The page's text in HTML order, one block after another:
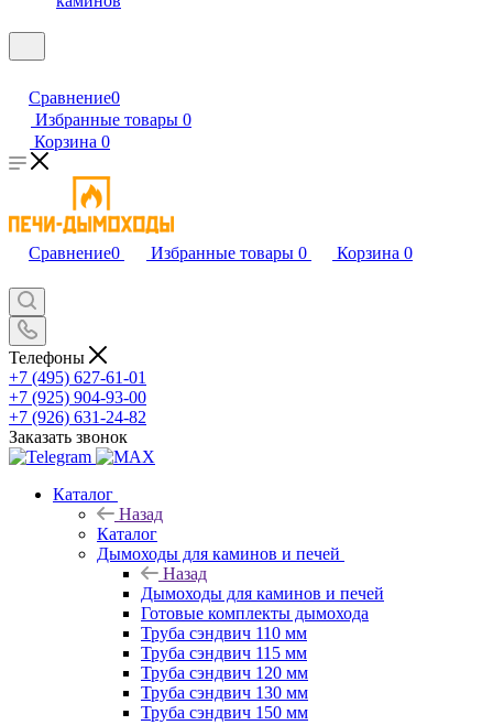
Сравнение0
Избранные товары 0
Корзина 0
Сравнение0 Избранные товары 0 Корзина 0
Телефоны
+7 (495) 627-61-01
+7 (925) 904-93-00
+7 (926) 631-24-82
Заказать звонок
Каталог
Назад
Каталог
Дымоходы для каминов и печей
Назад
Дымоходы для каминов и печей
Готовые комплекты дымохода
Труба сэндвич 110 мм
Труба сэндвич 115 мм
Труба сэндвич 120 мм
Труба сэндвич 130 мм
Труба сэндвич 150 мм